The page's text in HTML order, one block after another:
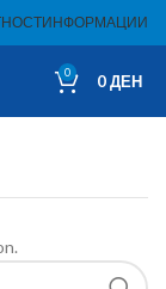
ИНФОРМАЦИИ
0 0ДЕН